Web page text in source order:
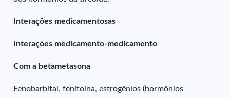
Interações medicamentosas
Interações medicamento-medicamento
Com a betametasona
Fenobarbital, fenitoína, estrogênios (hormônios